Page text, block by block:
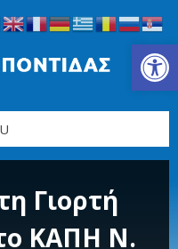
Ανοίξτε τη γραμμή εργαλείων
Γιορτή
ΚΑΠΗ Ν.